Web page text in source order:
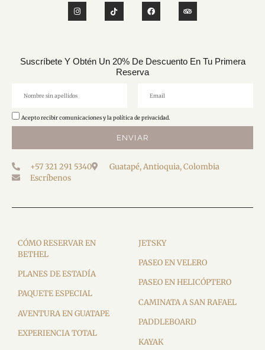
Suscríbete Y Obtén Un 20% De Descuento En Tu Primera
Reserva
Acepto recibir comunicaciones y la política de privacidad.
ENVIAR
+57 321 291 5340
Guatapé, Antioquia, Colombia
Escríbenos
CÓMO RESERVAR EN
BETHEL
PLANES DE ESTADÍA
PAQUETE ESPECIAL
AVENTURA EN GUATAPE
EXPERIENCIA TOTAL
JETSKY
PASEO EN VELERO
PASEO EN HELICÓPTERO
CAMINATA A SAN RAFAEL
PADDLEBOARD
KAYAK